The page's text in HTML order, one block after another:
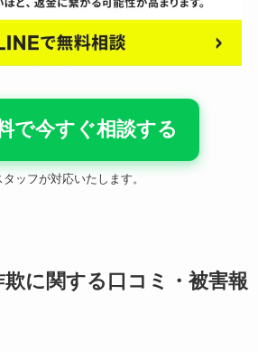
で今すぐ相談する
ッフが対応いたします。
に関する口コミ・被害報